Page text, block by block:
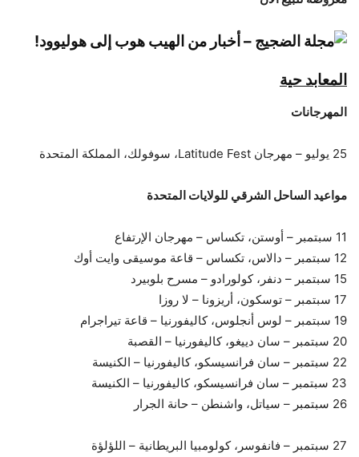
المعابد حية
المهرجانات
25 يوليو – مهرجان Latitude Fest، سوفولك، المملكة المتحدة
مواعيد الساحل الشرقي للولايات المتحدة
11 سبتمبر – أوستن، تكساس – مهرجان الإرتفاع
12 سبتمبر – دالاس، تكساس – قاعة موسيقى وايت أوك
15 سبتمبر – دنفر، كولورادو – مسرح بلوبيرد
17 سبتمبر – توسكون، أريزونا – لا روزا
19 سبتمبر – لوس أنجلوس، كاليفورنيا – قاعة تيراجرام
20 سبتمبر – سان دييغو، كاليفورنيا – القصبة
22 سبتمبر – سان فرانسيسكو، كاليفورنيا – الكنيسة
23 سبتمبر – سان فرانسيسكو، كاليفورنيا – الكنيسة
26 سبتمبر – سياتل، واشنطن – حانة الجرار
27 سبتمبر – فانفوسر، كولومبيا البريطانية – اللؤلؤة